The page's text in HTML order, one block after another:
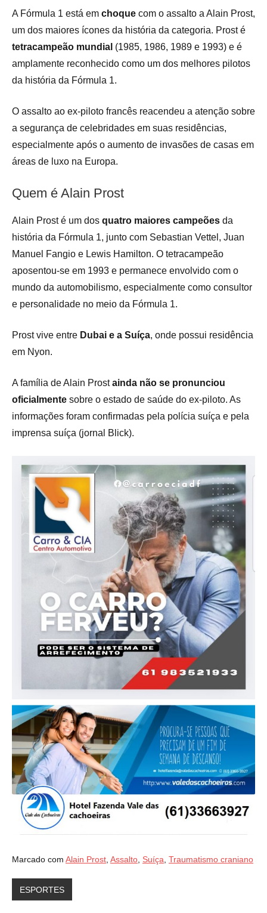
A Fórmula 1 está em choque com o assalto a Alain Prost,
um dos maiores ícones da história da categoria. Prost é
tetracampeão mundial (1985, 1986, 1989 e 1993) e é
amplamente reconhecido como um dos melhores pilotos
da história da Fórmula 1.
O assalto ao ex-piloto francês reacendeu a atenção sobre
a segurança de celebridades em suas residências,
especialmente após o aumento de invasões de casas em
áreas de luxo na Europa.
Quem é Alain Prost
Alain Prost é um dos quatro maiores campeões da
história da Fórmula 1, junto com Sebastian Vettel, Juan
Manuel Fangio e Lewis Hamilton. O tetracampeão
aposentou-se em 1993 e permanece envolvido com o
mundo da automobilismo, especialmente como consultor
e personalidade no meio da Fórmula 1.
Prost vive entre Dubai e a Suíça, onde possui residência
em Nyon.
A família de Alain Prostainda não se pronunciou
oficialmente sobre o estado de saúde do ex-piloto. As
informações foram confirmadas pela polícia suíça e pela
imprensa suíça (jornal Blick).
Marcado com Alain Prost Assalto Suíça Traumatismo craniano
ESPORTES